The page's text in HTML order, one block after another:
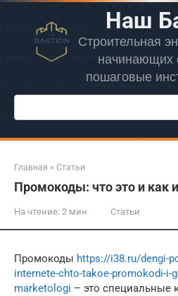
Перейти
контенту
Наш
Строительная
начинающих
пошаговые
Поиск:
Главная » Статьи
Промокоды: что это и как
На чтение: 2 мин Статьи
Промокоды https://i38.ru/dengi-
internete-chto-takoe-promokodi-i-
marketologi – это специальные